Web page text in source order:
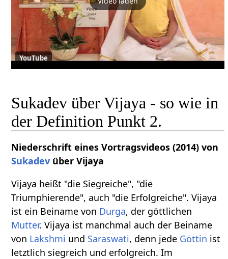
YouTube
Sukadev über Vijaya - so wie in
der Definition Punkt 2.
Niederschrift eines Vortragsvideos (2014) von
Sukadev über Vijaya
Vijaya heißt "die Siegreiche", "die
Triumphierende", auch "die Erfolgreiche". Vijaya
ist ein Beiname von Durga, der göttlichen
Mutter. Vijaya ist manchmal auch der Beiname
von Lakshmi und Saraswati, denn jede Göttin ist
letztlich siegreich und erfolgreich. Im